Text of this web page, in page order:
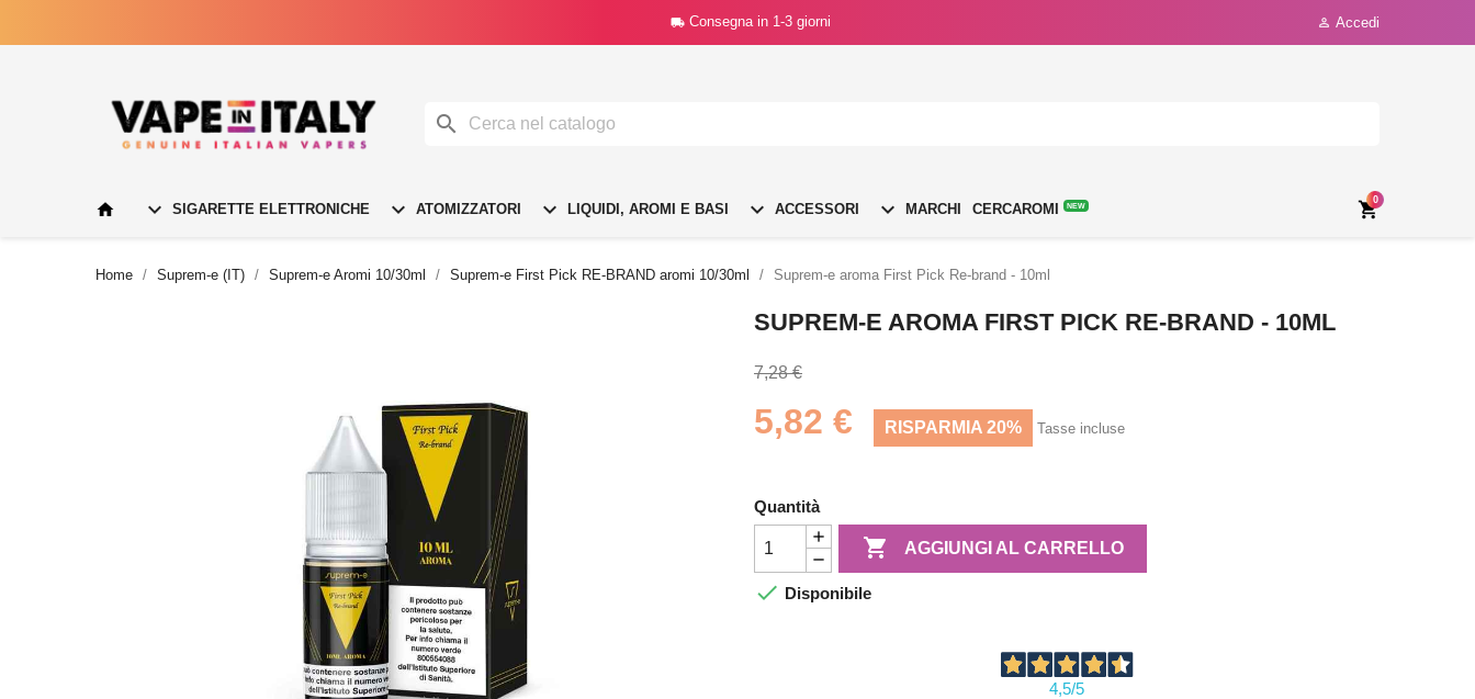
 Consegna in 1-3 giorni  Accedi

  SIGARETTE ELETTRONICHE  ATOMIZZATORI  LIQUIDI, AROMI E BASI  ACCESSORI  MARCHI CERCAROMI NEW 
0
Home Suprem-e (IT) Suprem-e Aromi 10/30ml Suprem-e First Pick RE-BRAND aromi 10/30ml Suprem-e aroma First Pick Re-brand - 10ml
SUPREM-E AROMA FIRST PICK RE-BRAND - 10ML
7,28 €
5,82 € RISPARMIA 20% Tasse incluse
Quantità
 AGGIUNGI AL CARRELLO
 Disponibile
4,5/5